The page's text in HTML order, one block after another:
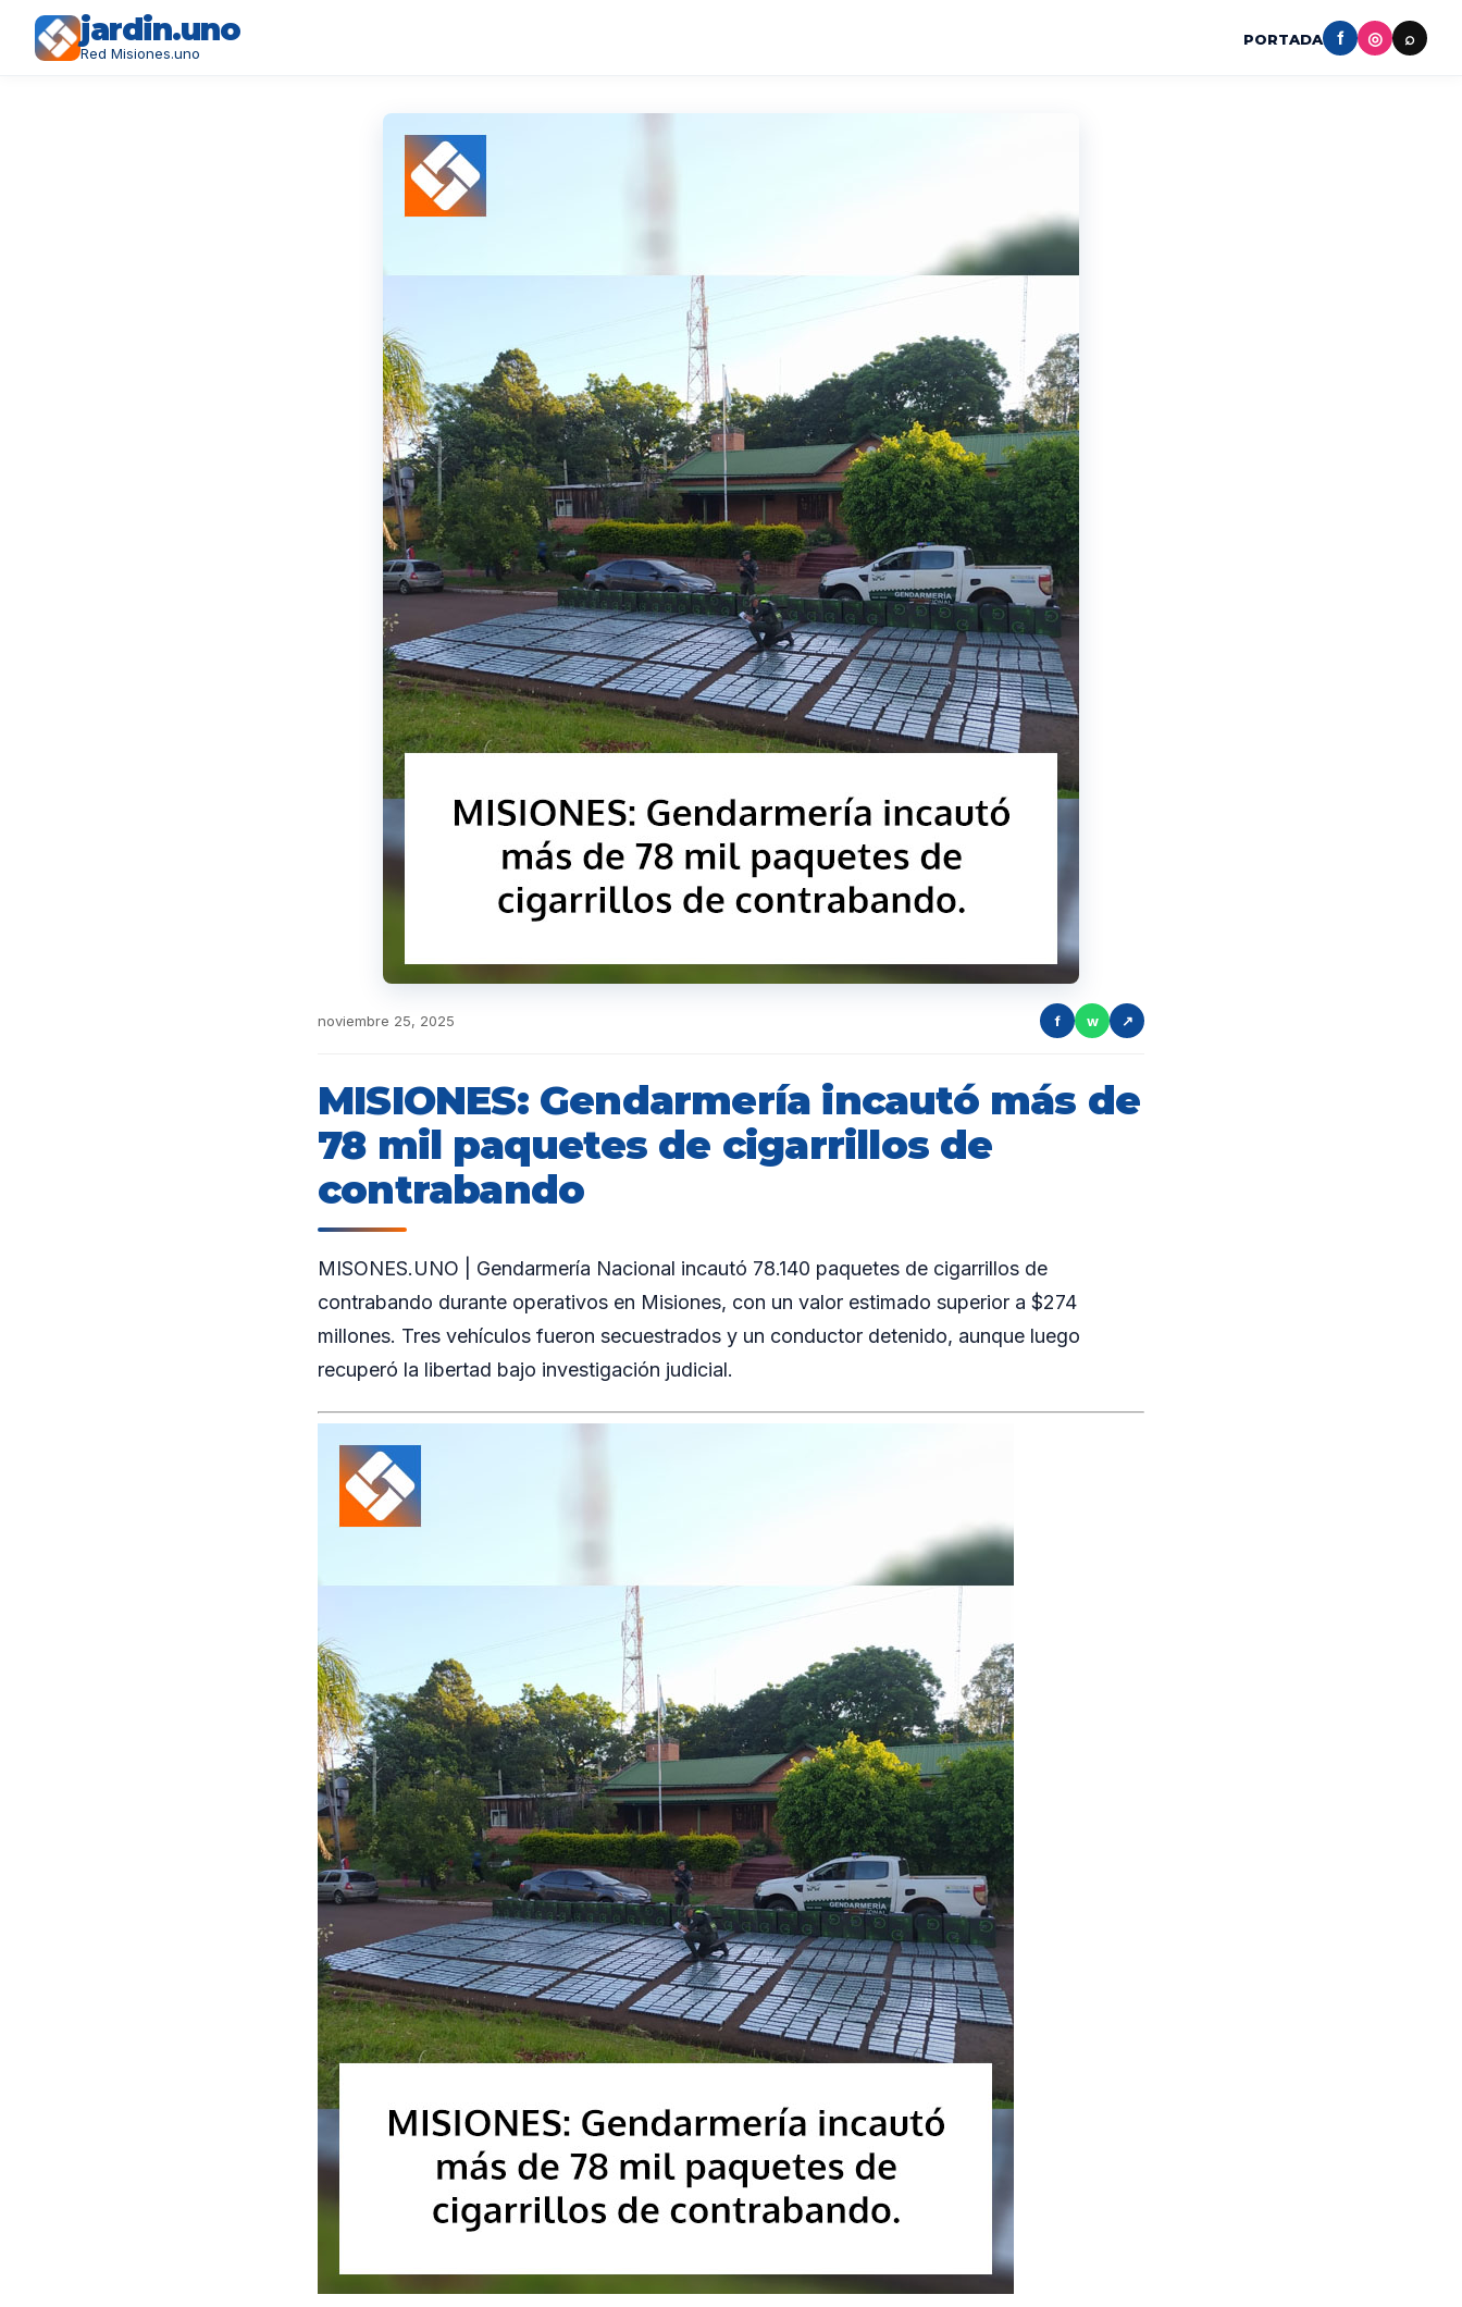
jardin.uno
Red Misiones.uno
PORTADA f ◎ ⌕
noviembre 25, 2025 f w ↗
MISIONES: Gendarmería incautó más de
78 mil paquetes de cigarrillos de
contrabando
MISONES.UNO | Gendarmería Nacional incautó 78.140 paquetes de cigarrillos de
contrabando durante operativos en Misiones, con un valor estimado superior a $274
millones. Tres vehículos fueron secuestrados y un conductor detenido, aunque luego
recuperó la libertad bajo investigación judicial.